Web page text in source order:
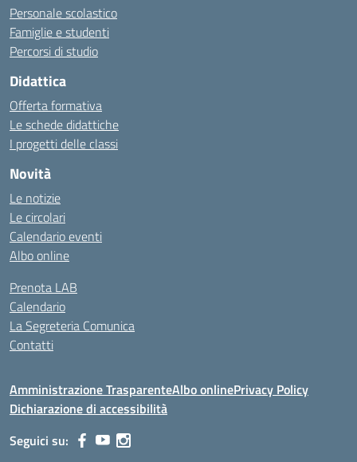
Personale scolastico
Famiglie e studenti
Percorsi di studio
Didattica
Offerta formativa
Le schede didattiche
I progetti delle classi
Novità
Le notizie
Le circolari
Calendario eventi
Albo online
Prenota LAB
Calendario
La Segreteria Comunica
Contatti
Amministrazione TrasparenteAlbo onlinePrivacy Policy
Dichiarazione di accessibilità
Seguici su: